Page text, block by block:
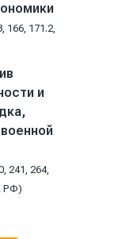
166, 171.2,
и
241, 264,
РФ)